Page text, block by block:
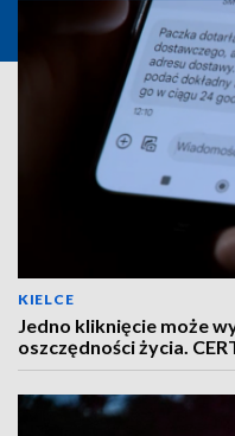
KIELCE
Jedno kliknięcie może
oszczędności życia.